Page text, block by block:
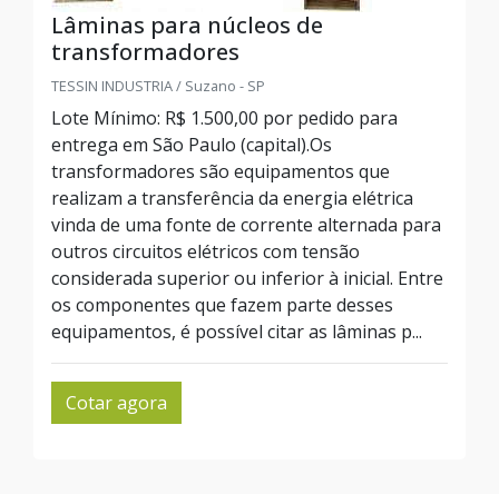
Lâminas para núcleos de
transformadores
TESSIN INDUSTRIA / Suzano - SP
Lote Mínimo: R$ 1.500,00 por pedido para
entrega em São Paulo (capital).Os
transformadores são equipamentos que
realizam a transferência da energia elétrica
vinda de uma fonte de corrente alternada para
outros circuitos elétricos com tensão
considerada superior ou inferior à inicial. Entre
os componentes que fazem parte desses
equipamentos, é possível citar as lâminas p...
Cotar agora